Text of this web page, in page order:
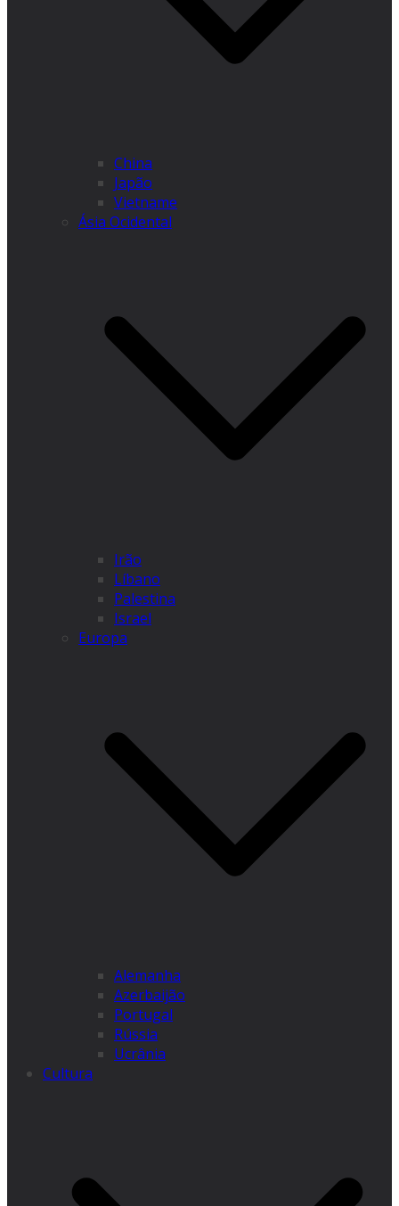
China
Japão
Vietname
Ásia Ocidental
Irão
Líbano
Palestina
Israel
Europa
Alemanha
Azerbaijão
Portugal
Rússia
Ucrânia
Cultura